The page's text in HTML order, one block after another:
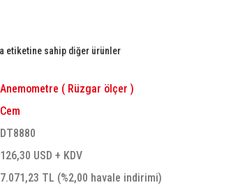
etiketine sahip diğer ürünler
Anemometre ( Rüzgar ölçer )
Cem
DT8880
126,30 USD + KDV
7.071,23 TL (%2,00 havale indirimi)